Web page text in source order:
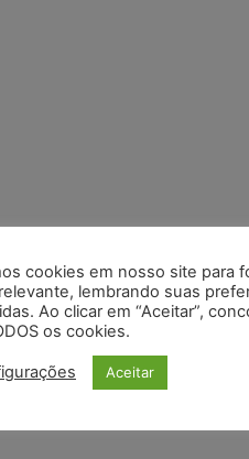
cookies em nosso site para
lembrando suas
Ao clicar em “Aceitar”,
os cookies.
Aceitar